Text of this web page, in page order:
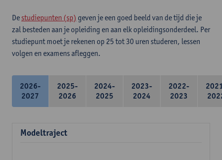
De studiepunten (sp) geven je een goed beeld van de tijd die je
zal besteden aan je opleiding en aan elk opleidingsonderdeel. Per
studiepunt moet je rekenen op 25 tot 30 uren studeren, lessen
volgen en examens afleggen.
2026-
2027
2025-
2026
2024-
2025
2023-
2024
2022-
2023
Modeltraject